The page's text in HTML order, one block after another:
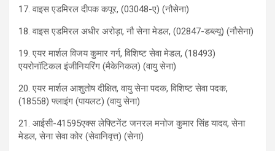
17. वाइस एडमिरल दीपक कपूर, (03048-ए) (नौसेना)
18. वाइस एडमिरल अधीर अरोड़ा, नौ सेना मेडल, (02847-डब्ल्यू) (नौसेना)
19. एयर मार्शल विजय कुमार गर्ग, विशिष्ट सेवा मेडल, (18493)
एयरोनॉटिकल इंजीनियरिंग (मैकेनिकल) (वायु सेना)
20. एयर मार्शल आशुतोष दीक्षित, वायु सेना पदक, विशिष्ट सेवा पदक,
(18558) फ्लाइंग (पायलट) (वायु सेना)
21. आईसी-41595एक्स लेफ्टिनेंट जनरल मनोज कुमार सिंह यादव, सेना
मेडल, सेना सेवा कोर (सेवानिवृत्त) (सेना)